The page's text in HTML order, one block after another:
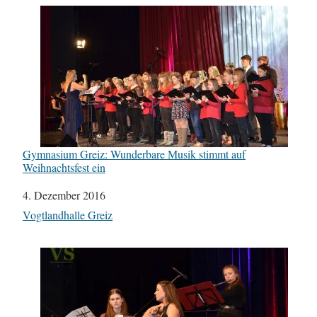
Gymnasium Greiz: Wunderbare Musik stimmt auf
Weihnachtsfest ein
Datum
4. Dezember 2016
In Bezug auf
Vogtlandhalle Greiz